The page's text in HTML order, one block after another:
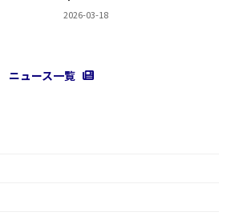
2026-03-18
ニュース一覧